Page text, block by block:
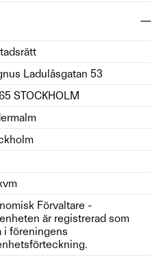
Ladulåsgatan 53
STOCKHOLM
Förvaltare -
är registrerad som
i föreningens